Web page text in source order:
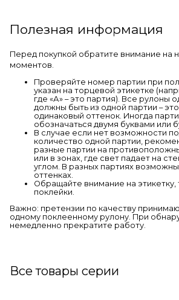
Полезная информация
Перед покупкой обратите внимание на
моментов.
Проверяйте номер партии при
указан на торцевой этикетке
где «А» – это партия). Все рулоны
должны быть из одной партии –
одинаковый оттенок. Иногда
обозначаться двумя буквами или
В случае если нет возможности
количество одной партии,
разные партии на
или в зонах, где свет падает на
углом. В разных партиях
оттенках.
Обращайте внимание на этикетку,
поклейки.
Важно: претензии по качеству
одному поклеенному рулону. При
немедленно прекратите работу.
Все товары серии